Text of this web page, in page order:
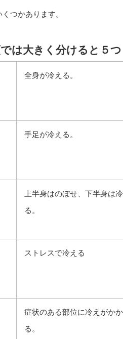
つかあります。
は大きく分けると５つ
全身が冷える。
手足が冷える。
上半身はのぼせ、下半身は冷
る。
ストレスで冷える
症状のある部位に冷えがか
る。